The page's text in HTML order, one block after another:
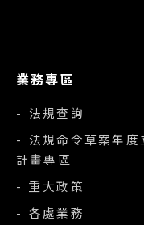
業務專區
- 法規查詢
- 法規命令草案年度
計畫專區
- 重大政策
- 各處業務